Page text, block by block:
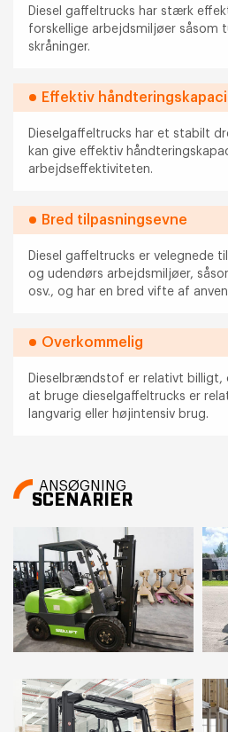
Diesel gaffeltrucks har stærk
forskellige arbejdsmiljøer såsom
skråninger.
Effektiv
Dieselgaffeltrucks har et stabilt
kan give effektiv
arbejdseffektiviteten.
Bred tilpasningsevne
Diesel gaffeltrucks er velegnede
og udendørs arbejdsmiljøer,
osv., og har en bred vifte af
Overkommelig
Dieselbrændstof er relativt billigt,
at bruge dieselgaffeltrucks er
langvarig eller højintensiv brug.
ANSØGNING
SCENARIER